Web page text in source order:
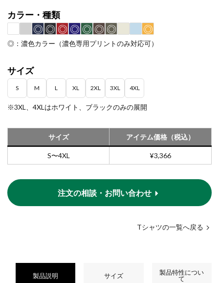
カラー・種類
◎ ◎ ◎ ◎ ◎ ◎ ◎ ◎
◎：濃色カラー（濃色専用プリントのみ対応可）
サイズ
S M L XL 2XL 3XL 4XL
※3XL、4XLはホワイト、ブラックのみの展開
サイズ アイテム価格（税込）
S〜4XL ¥3,366
注文の相談・お問い合わせ
Tシャツの一覧へ戻る
製品説明 サイズ
製品特性につい
て